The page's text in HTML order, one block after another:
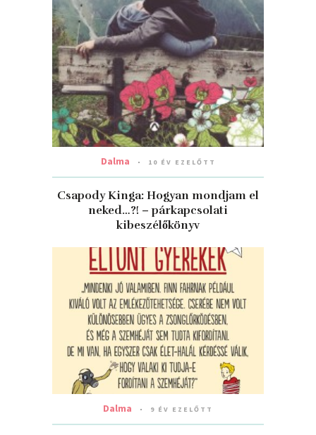
Dalma 10 ÉV EZELŐTT
Csapody Kinga: Hogyan mondjam el
neked…?! – párkapcsolati
kibeszélőkönyv
Dalma 9 ÉV EZELŐTT